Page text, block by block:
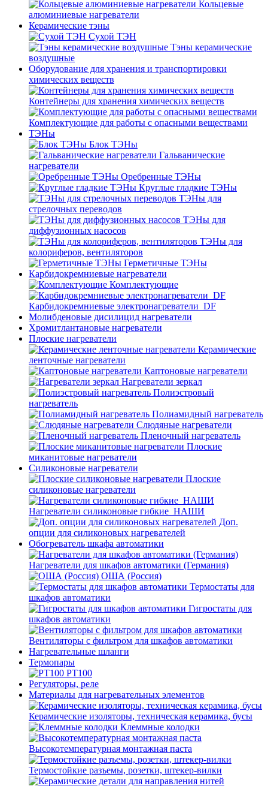
Кольцевые
алюминиевые нагреватели
Керамические тэны
Сухой ТЭН
Тэны керамические
воздушные
Оборудование для хранения и транспортировки
химических веществ
Контейнеры для хранения химических веществ
Комплектующие для работы с опасными веществами
ТЭНы
Блок ТЭНы
Гальванические
нагреватели
Оребренные ТЭНы
Круглые гладкие ТЭНы
ТЭНы для
стрелочных переводов
ТЭНы для
диффузионных насосов
ТЭНы для
колориферов, вентиляторов
Герметичные ТЭНы
Карбидокремниевые нагреватели
Комплектующие
Карбидокремниевые электронагреватели_DF
Молибденовые дисилицид нагреватели
Хромитлантановые нагреватели
Плоские нагреватели
Керамические
ленточные нагреватели
Каптоновые нагреватели
Нагреватели зеркал
Полиэстровый
нагреватель
Полиамидный нагреватель
Слюдяные нагреватели
Пленочный нагреватель
Плоские
миканитовые нагреватели
Силиконовые нагреватели
Плоские
силиконовые нагреватели
Нагреватели силиконовые гибкие_НАШИ
Доп.
опции для силиконовых нагревателей
Обогреватель шкафа автоматики
Нагреватели для шкафов автоматики (Германия)
ОША (Россия)
Термостаты для
шкафов автоматики
Гигростаты для
шкафов автоматики
Вентиляторы с фильтром для шкафов автоматики
Нагревательные шланги
Термопары
PT100
Регуляторы, реле
Материалы для нагревательных элементов
Керамические изоляторы, техническая керамика, бусы
Клеммные колодки
Высокотемпературная монтажная паста
Термостойкие разъемы, розетки, штекер-вилки